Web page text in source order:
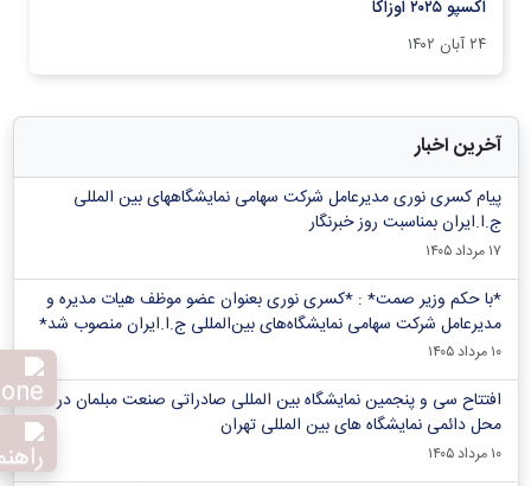
اکسپو ۲۰۲۵ اوزاکا
۲۴ آبان ۱۴۰۲
آخرین اخبار
پیام کسری نوری مدیرعامل شرکت سهامی نمایشگاههای بین المللی
ج.ا.ایران بمناسبت روز خبرنگار
۱۷ مرداد ۱۴۰۵
*با حکم وزیر صمت* : *کسری نوری بعنوان عضو موظف هیات مدیره و
مدیرعامل شرکت سهامی نمایشگاه‌های بین‌المللی ج.ا.ایران منصوب شد*
۱۰ مرداد ۱۴۰۵
افتتاح سی و پنجمین نمایشگاه بین المللی صادراتی صنعت مبلمان در
محل دائمی نمایشگاه های بین المللی تهران
۱۰ مرداد ۱۴۰۵